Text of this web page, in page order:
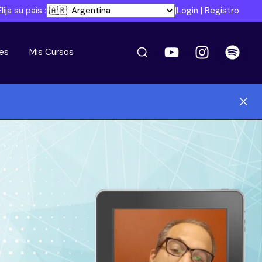
su país : |Login | Registro
Mis Cursos